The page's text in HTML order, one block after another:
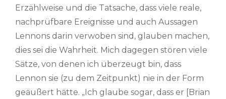
Erzählweise und die Tatsache, dass viele reale,
nachprüfbare Ereignisse und auch Aussagen
Lennons darin verwoben sind, glauben machen,
dies sei die Wahrheit. Mich dagegen stören viele
Sätze, von denen ich überzeugt bin, dass
Lennon sie (zu dem Zeitpunkt) nie in der Form
geäußert hätte. „Ich glaube sogar, dass er [Brian